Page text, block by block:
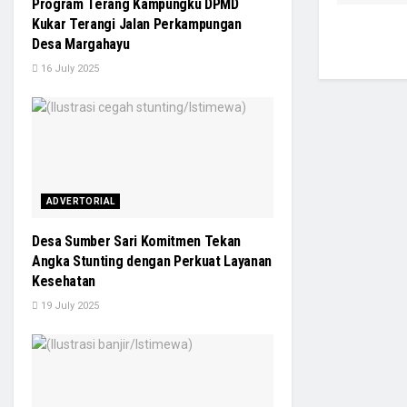
Program Terang Kampungku DPMD
Kukar Terangi Jalan Perkampungan
Desa Margahayu
16 July 2025
ADVERTORIAL
Desa Sumber Sari Komitmen Tekan
Angka Stunting dengan Perkuat Layanan
Kesehatan
19 July 2025